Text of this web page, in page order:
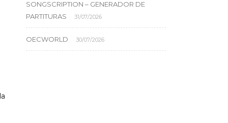
SONGSCRIPTION – GENERADOR DE
PARTITURAS
31/07/2026
OECWORLD 30/07/2026